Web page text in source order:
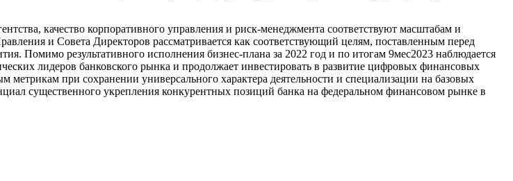
качество корпоративного управления и риск-менеджмента соответствуют масштабам и
и Совета Директоров рассматривается как соответствующий целям, поставленным перед
Помимо результативного исполнения бизнес-плана за 2022 год и по итогам 9мес2023 наблюдается
лидеров банковского рынка и продолжает инвестировать в развитие цифровых финансовых
при сохранении универсального характера деятельности и специализации на базовых
существенного укрепления конкурентных позиций банка на федеральном финансовом рынке в